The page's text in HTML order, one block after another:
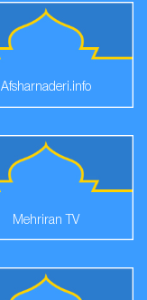
Afsharnaderi.info
Mehriran TV